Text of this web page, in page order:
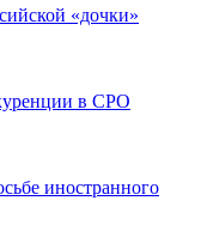
«дочки»
в СРО
иностранного